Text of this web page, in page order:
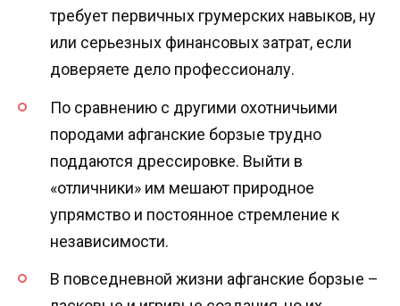
требует первичных грумерских навыков, ну
или серьезных финансовых затрат, если
доверяете дело профессионалу.
По сравнению с другими охотничьими
породами афганcкие борзые трудно
поддаются дрессировке. Выйти в
«отличники» им мешают природное
упрямство и постоянное стремление к
независимости.
В повседневной жизни афганские борзые –